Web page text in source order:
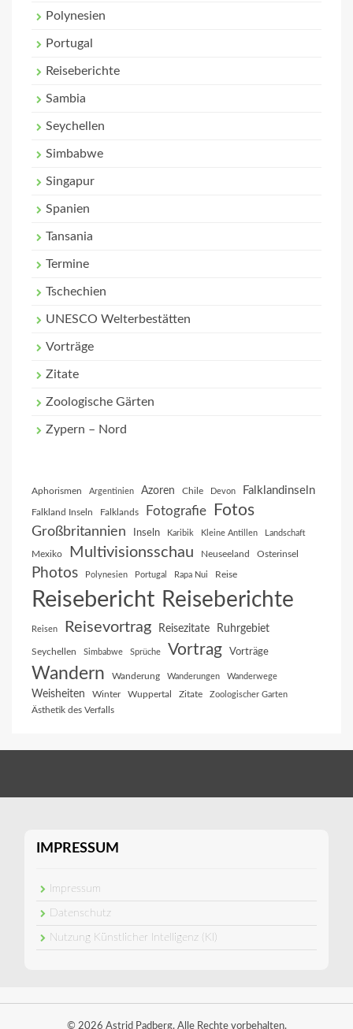
Polynesien
Portugal
Reiseberichte
Sambia
Seychellen
Simbabwe
Singapur
Spanien
Tansania
Termine
Tschechien
UNESCO Welterbestätten
Vorträge
Zitate
Zoologische Gärten
Zypern – Nord
Aphorismen Argentinien Azoren Chile Devon Falklandinseln
Falkland Inseln Falklands Fotografie Fotos
Großbritannien Inseln Karibik Kleine Antillen Landschaft
Mexiko Multivisionsschau Neuseeland Osterinsel
Photos Polynesien Portugal Rapa Nui Reise
Reisebericht Reiseberichte
Reisen Reisevortrag Reisezitate Ruhrgebiet
Seychellen Simbabwe Sprüche Vortrag Vorträge
Wandern Wanderung Wanderungen Wanderwege
Weisheiten Winter Wuppertal Zitate Zoologischer Garten
Ästhetik des Verfalls
IMPRESSUM
Impressum
Datenschutz
Nutzung Künstlicher Intelligenz (KI)
© 2026 Astrid Padberg. Alle Rechte vorbehalten.